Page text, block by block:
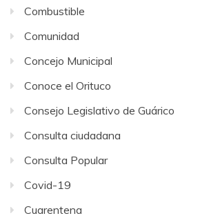
Combustible
Comunidad
Concejo Municipal
Conoce el Orituco
Consejo Legislativo de Guárico
Consulta ciudadana
Consulta Popular
Covid-19
Cuarentena